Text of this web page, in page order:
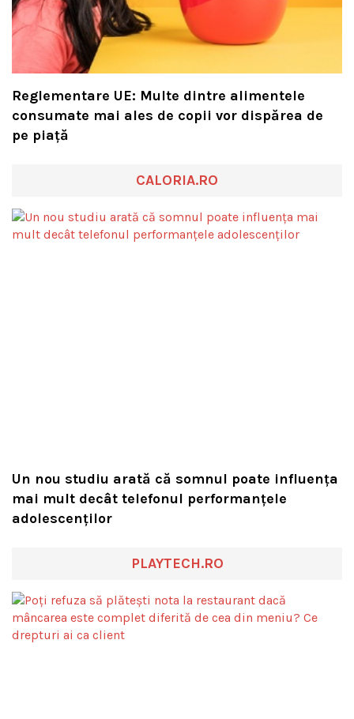
Reglementare UE: Multe dintre alimentele
consumate mai ales de copii vor dispărea de
pe piață
CALORIA.RO
Un nou studiu arată că somnul poate influența
mai mult decât telefonul performanțele
adolescenților
PLAYTECH.RO